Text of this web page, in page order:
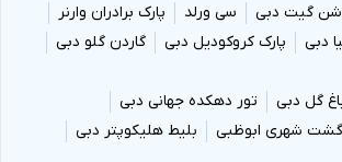
گیت دبی سی ورلد
پارک برادران وارنر
دبی پارک کروکودیل دبی
گاردن گلو دبی
گل دبی
تور دهکده جهانی دبی
گشت شهری ابوظبی
بلیط هلیکوپتر دبی